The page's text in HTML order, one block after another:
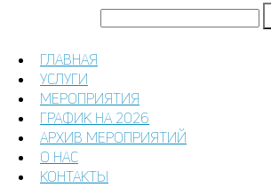
ГЛАВНАЯ
УСЛУГИ
МЕРОПРИЯТИЯ
ГРАФИК НА 2026
АРХИВ МЕРОПРИЯТИЙ
О НАС
КОНТАКТЫ